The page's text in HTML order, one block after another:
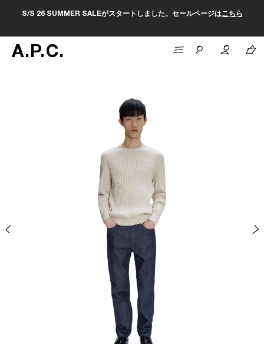
S/S 26 SUMMER SALEがスタートしました。セールページはこちら
A.P.C.